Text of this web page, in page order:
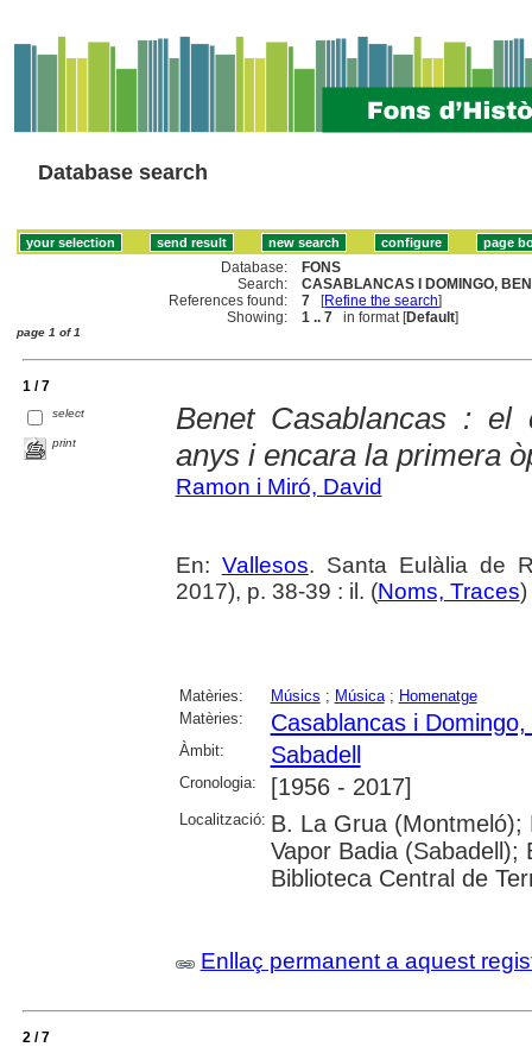
Database search
Database:
FONS
Search:
CASABLANCAS I DOMINGO,
References found:
7 [Refine the search]
Showing:
1 .. 7 in format [Default]
page 1 of 1
1 / 7
select
print
Benet Casablancas : el
anys i encara la primera
Ramon i Miró, David
En: Vallesos. Santa Eulàlia de
2017), p. 38-39 : il. (Noms, Traces)
Matèries: Músics ; Música; Homenatge
Matèries:
Casablancas i
Àmbit: Sabadell
Cronologia: [1956 - 2017]
Localització: B. La Grua
Vapor Badia
Biblioteca Central de
Enllaç permanent a aquest
2 / 7